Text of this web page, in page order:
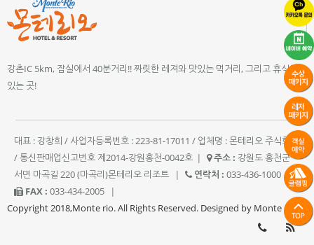
강촌IC 5km, 잠실에서 40분거리!! 짜릿한 레져와 맛있는 먹거리, 그리고 휴식이
있는 곳!
대표 : 강창희 / 사업자등록번호 : 223-81-17011 / 업체명 : 몬테리오 주식회사
/ 통신판매업신고번호 제2014-강원홍천-0042호 | 주소 : 강원도 홍천군
서면 마곡길 220 (마곡리)몬테리오 리조트
| 연락처 : 033-436-1000
|
FAX : 033-434-2005
|
Copyright 2018,Monte rio. All Rights Reserved. Designed by Monte rio.